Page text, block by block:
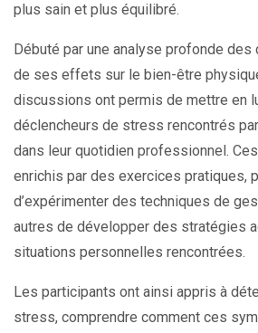
plus sain et plus équilibré.
Débuté par une analyse profonde
de ses effets sur le bien-être
discussions ont permis de mettre en
déclencheurs de stress rencontrés
dans leur quotidien professionnel.
enrichis par des exercices pratiques,
d’expérimenter des techniques de
autres de développer des stratégies
situations personnelles rencontrées.
Les participants ont ainsi appris à
stress, comprendre comment ces